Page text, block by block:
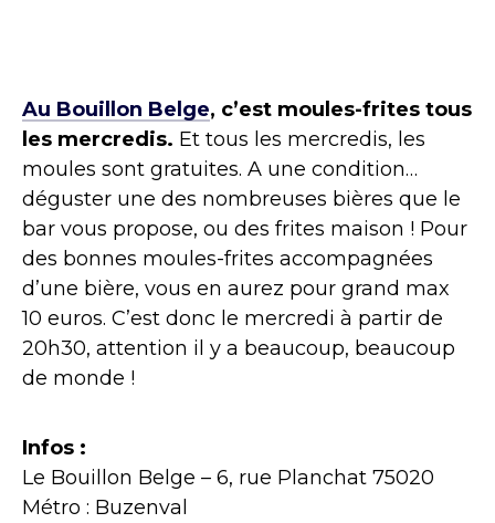
Au Bouillon Belge, c’est moules-frites tous
les mercredis. Et tous les mercredis, les
moules sont gratuites. A une condition…
déguster une des nombreuses bières que le
bar vous propose, ou des frites maison ! Pour
des bonnes moules-frites accompagnées
d’une bière, vous en aurez pour grand max
10 euros. C’est donc le mercredi à partir de
20h30, attention il y a beaucoup, beaucoup
de monde !
Infos :
Le Bouillon Belge – 6, rue Planchat 75020
Métro : Buzenval